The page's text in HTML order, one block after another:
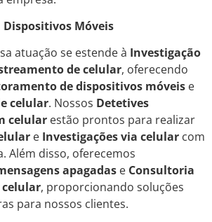
Dispositivos Móveis
atuação se estende à Investigação
de celular, oferecendo
de dispositivos móveis e
celular. Nossos Detetives
celular estão prontos para realizar
e Investigações via celular com
Além disso, oferecemos
apagadas e Consultoria
celular, proporcionando soluções
para nossos clientes.